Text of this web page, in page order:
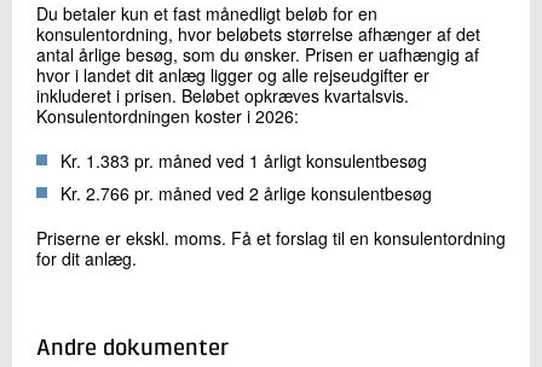
Du betaler kun et fast månedligt beløb for en
konsulentordning, hvor beløbets størrelse afhænger af det
antal årlige besøg, som du ønsker. Prisen er uafhængig af
hvor i landet dit anlæg ligger og alle rejseudgifter er
inkluderet i prisen. Beløbet opkræves kvartalsvis.
Konsulentordningen koster i 2026:
Kr. 1.383 pr. måned ved 1 årligt konsulentbesøg
Kr. 2.766 pr. måned ved 2 årlige konsulentbesøg
Priserne er ekskl. moms. Få et forslag til en konsulentordning
for dit anlæg.
Andre dokumenter